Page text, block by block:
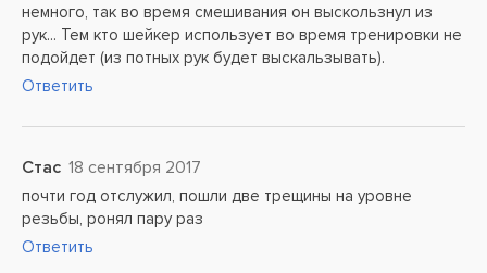
немного, так во время смешивания он выскользнул из
рук... Тем кто шейкер использует во время тренировки не
подойдет (из потных рук будет выскальзывать).
Ответить
Стас 18 сентября 2017
почти год отслужил, пошли две трещины на уровне
резьбы, ронял пару раз
Ответить